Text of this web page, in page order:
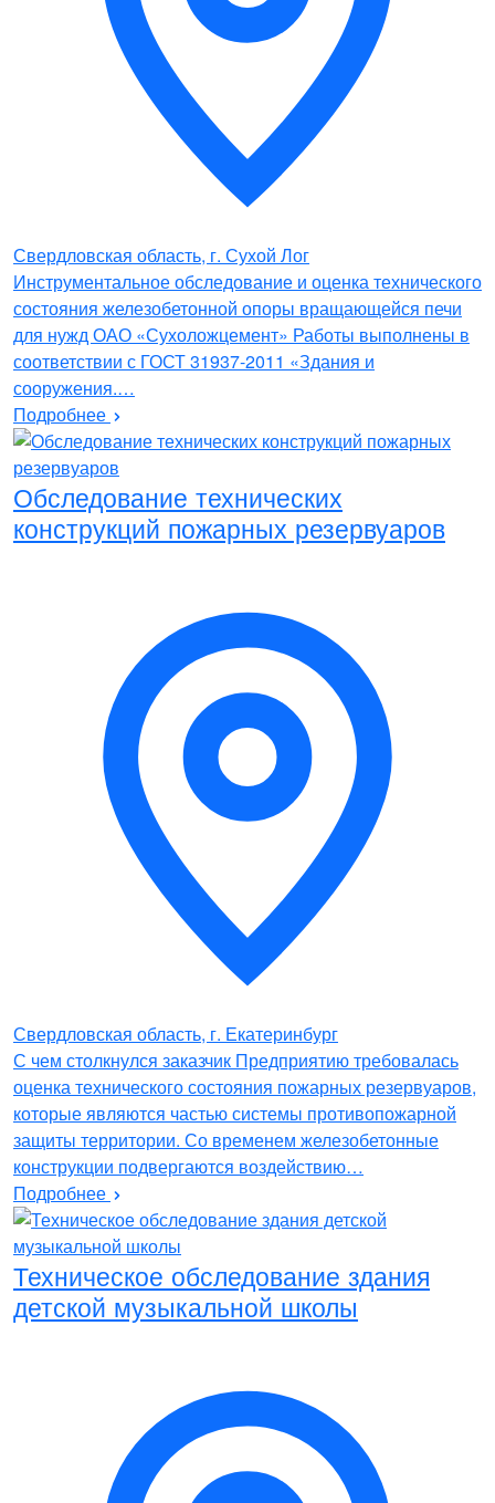
Свердловская область, г. Сухой Лог
Инструментальное обследование и оценка технического
состояния железобетонной опоры вращающейся печи
для нужд ОАО «Сухоложцемент» Работы выполнены в
соответствии с ГОСТ 31937-2011 «Здания и
сооружения.…
Подробнее
Обследование технических
конструкций пожарных резервуаров
Свердловская область, г. Екатеринбург
С чем столкнулся заказчик Предприятию требовалась
оценка технического состояния пожарных резервуаров,
которые являются частью системы противопожарной
защиты территории. Со временем железобетонные
конструкции подвергаются воздействию…
Подробнее
Техническое обследование здания
детской музыкальной школы